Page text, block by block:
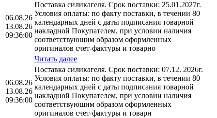
06.08.26
13.08.26
09:36:00
Поставка силикагеля. Срок поставки: 25.01.2027г.
Условия оплаты: по факту поставки, в течении 80
календарных дней с даты подписания товарной
накладной Покупателем, при условии наличия
соответствующим образом оформленных
оригиналов счет-фактуры и товарно
Читать далее
06.08.26
13.08.26
09:36:00
Поставка силикагеля. Срок поставки: 07.12. 2026г.
Условия оплаты: по факту поставки, в течении 80
календарных дней с даты подписания товарной
накладной Покупателем, при условии наличия
соответствующим образом оформленных
оригиналов счет-фактуры и товарн